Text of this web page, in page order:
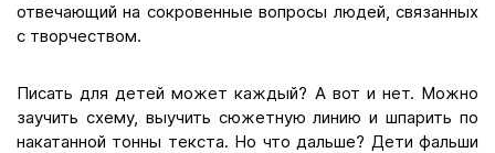
отвечающий на сокровенные вопросы людей, связанных
с творчеством.
Писать для детей может каждый? А вот и нет. Можно
заучить схему, выучить сюжетную линию и шпарить по
накатанной тонны текста. Но что дальше? Дети фальши